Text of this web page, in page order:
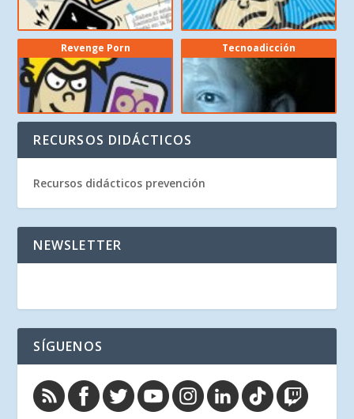
Revenge Porn Tecnoadicción
RECURSOS DIDÁCTICOS
Recursos didácticos prevención
NEWSLETTER
SÍGUENOS